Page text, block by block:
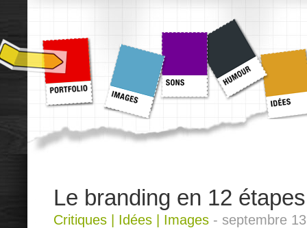
Le branding en 12
Critiques Idées Images - septembre